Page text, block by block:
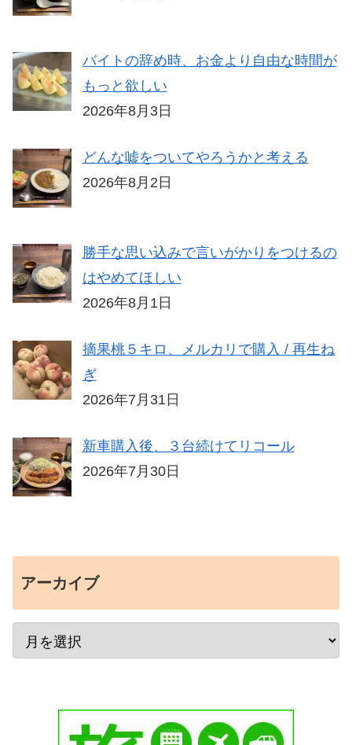
バイトの辞め時、お金より自由な時間が
もっと欲しい
2026年8月3日
どんな嘘をついてやろうかと考える
2026年8月2日
勝手な思い込みで言いがかりをつけるの
はやめてほしい
2026年8月1日
摘果桃５キロ、メルカリで購入 / 再生ね
ぎ
2026年7月31日
新車購入後、３台続けてリコール
2026年7月30日
アーカイブ